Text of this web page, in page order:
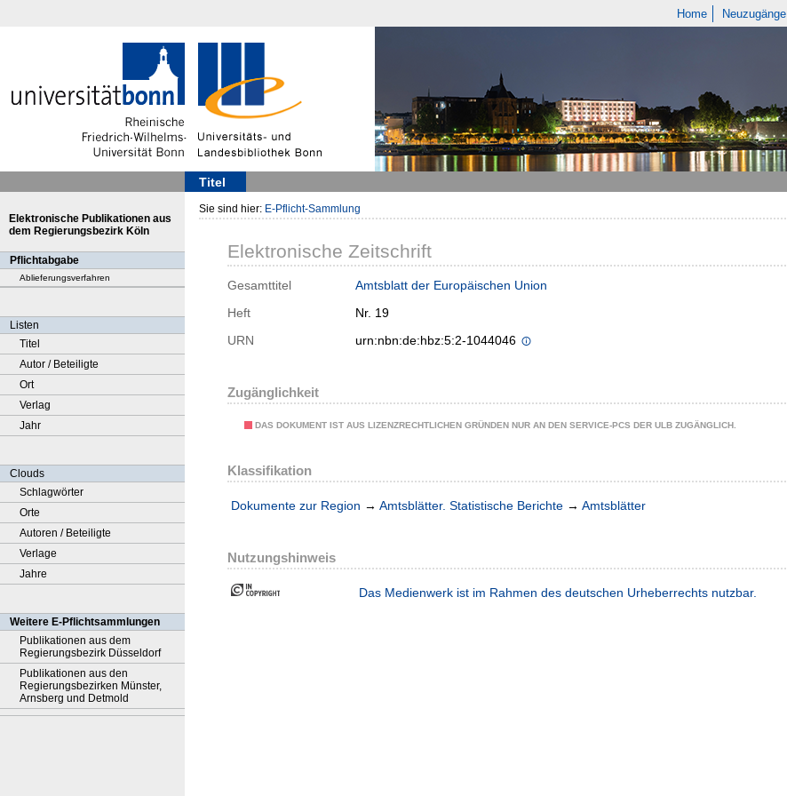
Home Neuzugänge
Titel
Elektronische Publikationen aus
dem Regierungsbezirk Köln
Pflichtabgabe
Ablieferungsverfahren
Listen
Titel
Autor / Beteiligte
Ort
Verlag
Jahr
Clouds
Schlagwörter
Orte
Autoren / Beteiligte
Verlage
Jahre
Weitere E-Pflichtsammlungen
Publikationen aus dem
Regierungsbezirk Düsseldorf
Publikationen aus den
Regierungsbezirken Münster,
Arnsberg und Detmold
Sie sind hier: E-Pflicht-Sammlung
Elektronische Zeitschrift
Gesamttitel
Amtsblatt der Europäischen Union
Heft
Nr. 19
URN
urn:nbn:de:hbz:5:2-1044046
Zugänglichkeit
DAS DOKUMENT IST AUS LIZENZRECHTLICHEN GRÜNDEN NUR AN DEN SERVICE-PCS DER ULB ZUGÄNGLICH.
Klassifikation
Dokumente zur Region → Amtsblätter. Statistische Berichte → Amtsblätter
Nutzungshinweis
Das Medienwerk ist im Rahmen des deutschen Urheberrechts nutzbar.